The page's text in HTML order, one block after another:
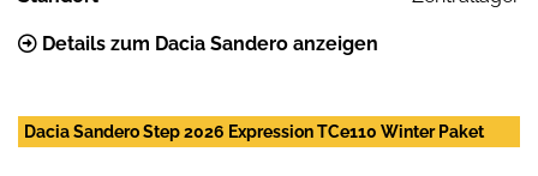
Details zum Dacia Sandero anzeigen
Dacia Sandero Step 2026 Expression TCe110 Winter Paket